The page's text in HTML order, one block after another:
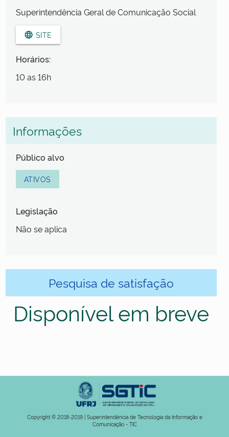
Superintendência Geral de Comunicação Social
language SITE
Horários:
10 as 16h
Informações
Público alvo
ATIVOS
Legislação
Não se aplica
Pesquisa de satisfação
Disponível em breve
Copyright © 2018-2019 | Superintendência de Tecnologia da Informação e
Comunicação - TIC